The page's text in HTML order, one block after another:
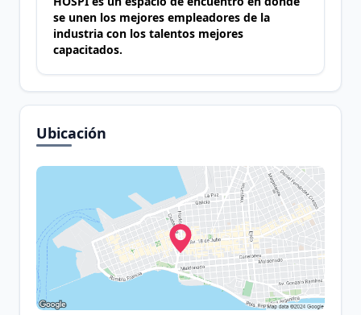
se unen los mejores empleadores de la
industria con los talentos mejores
capacitados.
Ubicación